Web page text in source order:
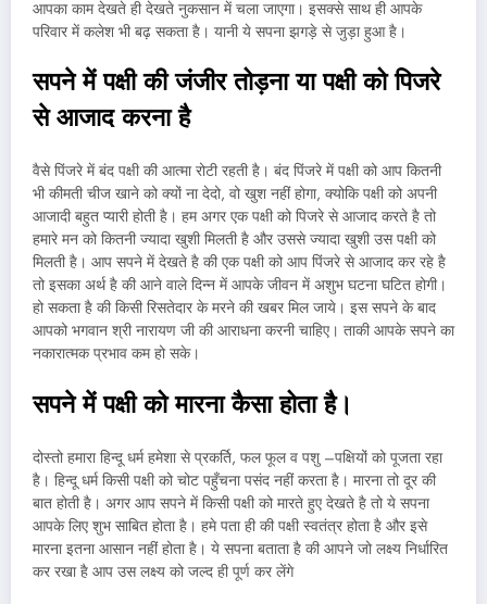
आपका काम देखते ही देखते नुकसान में चला जाएगा। इसक्से साथ ही आपके
परिवार में कलेश भी बढ़ सकता है। यानी ये सपना झगड़े से जुड़ा हुआ है।
सपने में पक्षी की जंजीर तोड़ना या पक्षी को पिजरे
से आजाद करना है
वैसे पिंजरे में बंद पक्षी की आत्मा रोटी रहती है। बंद पिंजरे में पक्षी को आप कितनी
भी कीमती चीज खाने को क्यों ना देदो, वो खुश नहीं होगा, क्योकि पक्षी को अपनी
आजादी बहुत प्यारी होती है। हम अगर एक पक्षी को पिजरे से आजाद करते है तो
हमारे मन को कितनी ज्यादा खुशी मिलती है और उससे ज्यादा खुशी उस पक्षी को
मिलती है। आप सपने में देखते है की एक पक्षी को आप पिंजरे से आजाद कर रहे है
तो इसका अर्थ है की आने वाले दिन्न में आपके जीवन में अशुभ घटना घटित होगी।
हो सकता है की किसी रिसतेदार के मरने की खबर मिल जाये। इस सपने के बाद
आपको भगवान श्री नारायण जी की आराधना करनी चाहिए। ताकी आपके सपने का
नकारात्मक प्रभाव कम हो सके।
सपने में पक्षी को मारना कैसा होता है।
दोस्तो हमारा हिन्दू धर्म हमेशा से प्रकर्ति, फल फूल व पशु –पक्षियों को पूजता रहा
है। हिन्दू धर्म किसी पक्षी को चोट पहुँचना पसंद नहीं करता है। मारना तो दूर की
बात होती है। अगर आप सपने में किसी पक्षी को मारते हुए देखते है तो ये सपना
आपके लिए शुभ साबित होता है। हमे पता ही की पक्षी स्वतंत्र होता है और इसे
मारना इतना आसान नहीं होता है। ये सपना बताता है की आपने जो लक्ष्य निर्धारित
कर रखा है आप उस लक्ष्य को जल्द ही पूर्ण कर लेंगे